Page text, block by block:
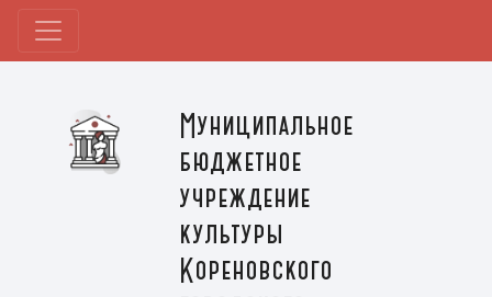
Муниципальное
бюджетное
учреждение
культуры
Кореновского